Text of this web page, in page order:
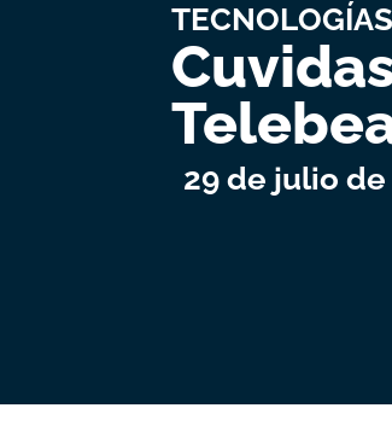
29 de julio de